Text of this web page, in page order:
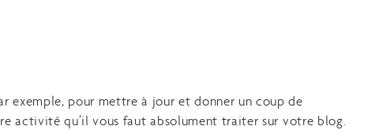
exemple, pour mettre à jour et donner un coup de
activité qu’il vous faut absolument traiter sur votre blog.